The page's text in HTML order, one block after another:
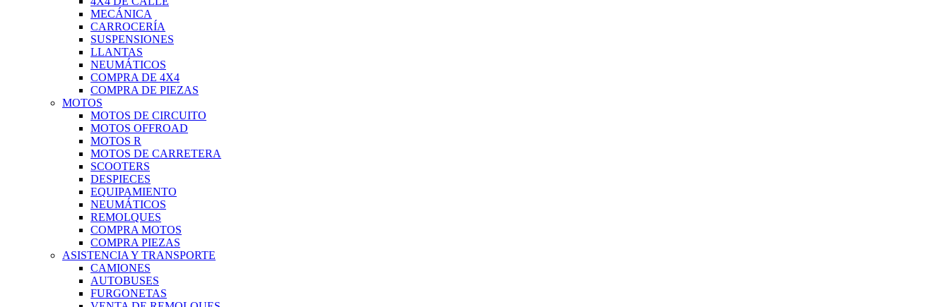
MECÁNICA
CARROCERÍA
SUSPENSIONES
LLANTAS
NEUMÁTICOS
COMPRA DE 4X4
COMPRA DE PIEZAS
MOTOS
MOTOS DE CIRCUITO
MOTOS OFFROAD
MOTOS R
MOTOS DE CARRETERA
SCOOTERS
DESPIECES
EQUIPAMIENTO
NEUMÁTICOS
REMOLQUES
COMPRA MOTOS
COMPRA PIEZAS
ASISTENCIA Y TRANSPORTE
CAMIONES
AUTOBUSES
FURGONETAS